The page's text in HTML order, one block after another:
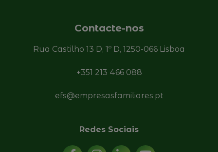
Contacte-nos
Rua Castilho 13 D, 1º D, 1250-066 Lisboa
+351 213 466 088
efs@empresasfamiliares.pt
Redes Sociais